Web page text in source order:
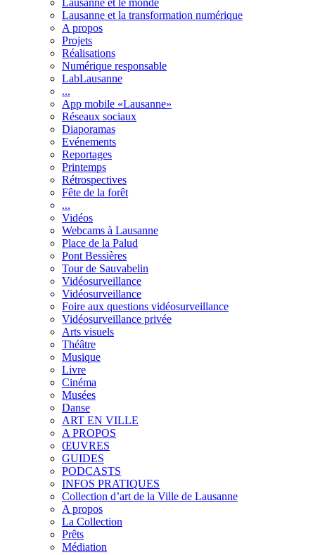
Lausanne et la transformation numérique
A propos
Projets
Réalisations
Numérique responsable
LabLausanne
...
App mobile «Lausanne»
Réseaux sociaux
Diaporamas
Evénements
Reportages
Printemps
Rétrospectives
Fête de la forêt
...
Vidéos
Webcams à Lausanne
Place de la Palud
Pont Bessières
Tour de Sauvabelin
Vidéosurveillance
Vidéosurveillance
Foire aux questions vidéosurveillance
Vidéosurveillance privée
Arts visuels
Théâtre
Musique
Livre
Cinéma
Musées
Danse
ART EN VILLE
A PROPOS
ŒUVRES
GUIDES
PODCASTS
INFOS PRATIQUES
Collection d’art de la Ville de Lausanne
A propos
La Collection
Prêts
Médiation